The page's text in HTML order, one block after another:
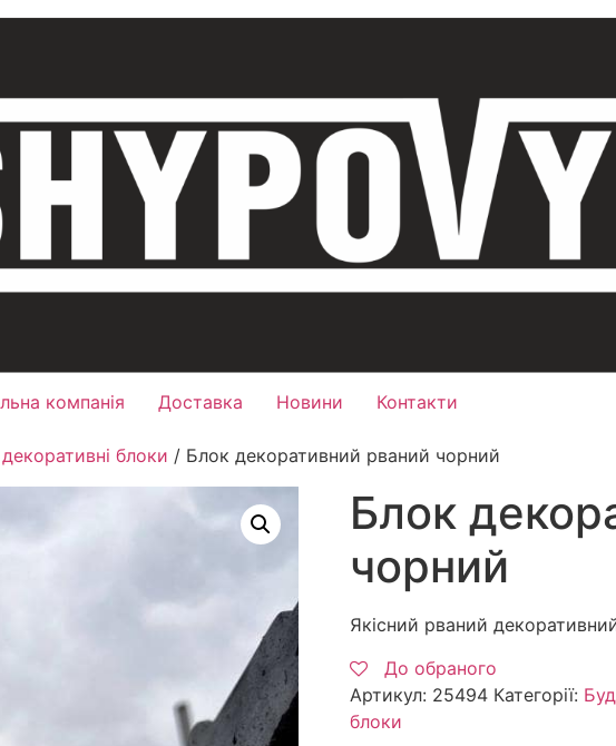
компанія Доставка Новини Контакти
декоративні блоки / Блок декоративний рваний чорний
Блок
чорний
Якісний рваний
До обраного
Артикул: 25494 Категорії:
блоки